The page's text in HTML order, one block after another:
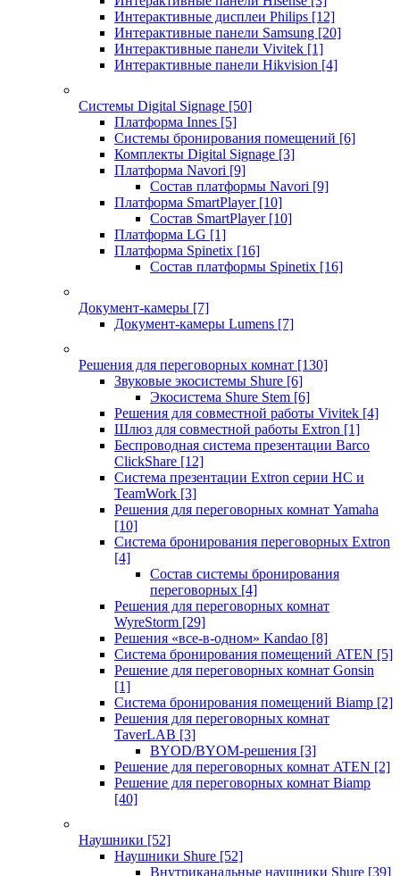
Интерактивные дисплеи Philips [12]
Интерактивные панели Samsung [20]
Интерактивные панели Vivitek [1]
Интерактивные панели Hikvision [4]
Системы Digital Signage [50]
Платформа Innes [5]
Системы бронирования помещений [6]
Комплекты Digital Signage [3]
Платформа Navori [9]
Состав платформы Navori [9]
Платформа SmartPlayer [10]
Состав SmartPlayer [10]
Платформа LG [1]
Платформа Spinetix [16]
Состав платформы Spinetix [16]
Документ-камеры [7]
Документ-камеры Lumens [7]
Решения для переговорных комнат [130]
Звуковые экосистемы Shure [6]
Экосистема Shure Stem [6]
Решения для совместной работы Vivitek [4]
Шлюз для совместной работы Extron [1]
Беспроводная система презентации Barco
ClickShare [12]
Система презентации Extron серии HC и
TeamWork [3]
Решения для переговорных комнат Yamaha
[10]
Система бронирования переговорных Extron
[4]
Состав системы бронирования
переговорных [4]
Решения для переговорных комнат
WyreStorm [29]
Решения «все-в-одном» Kandao [8]
Система бронирования помещений ATEN [5]
Решение для переговорных комнат Gonsin
[1]
Система бронирования помещений Biamp [2]
Решения для переговорных комнат
TaverLAB [3]
BYOD/BYOM-решения [3]
Решение для переговорных комнат ATEN [2]
Решение для переговорных комнат Biamp
[40]
Наушники [52]
Наушники Shure [52]
Внутриканальные наушники Shure [39]